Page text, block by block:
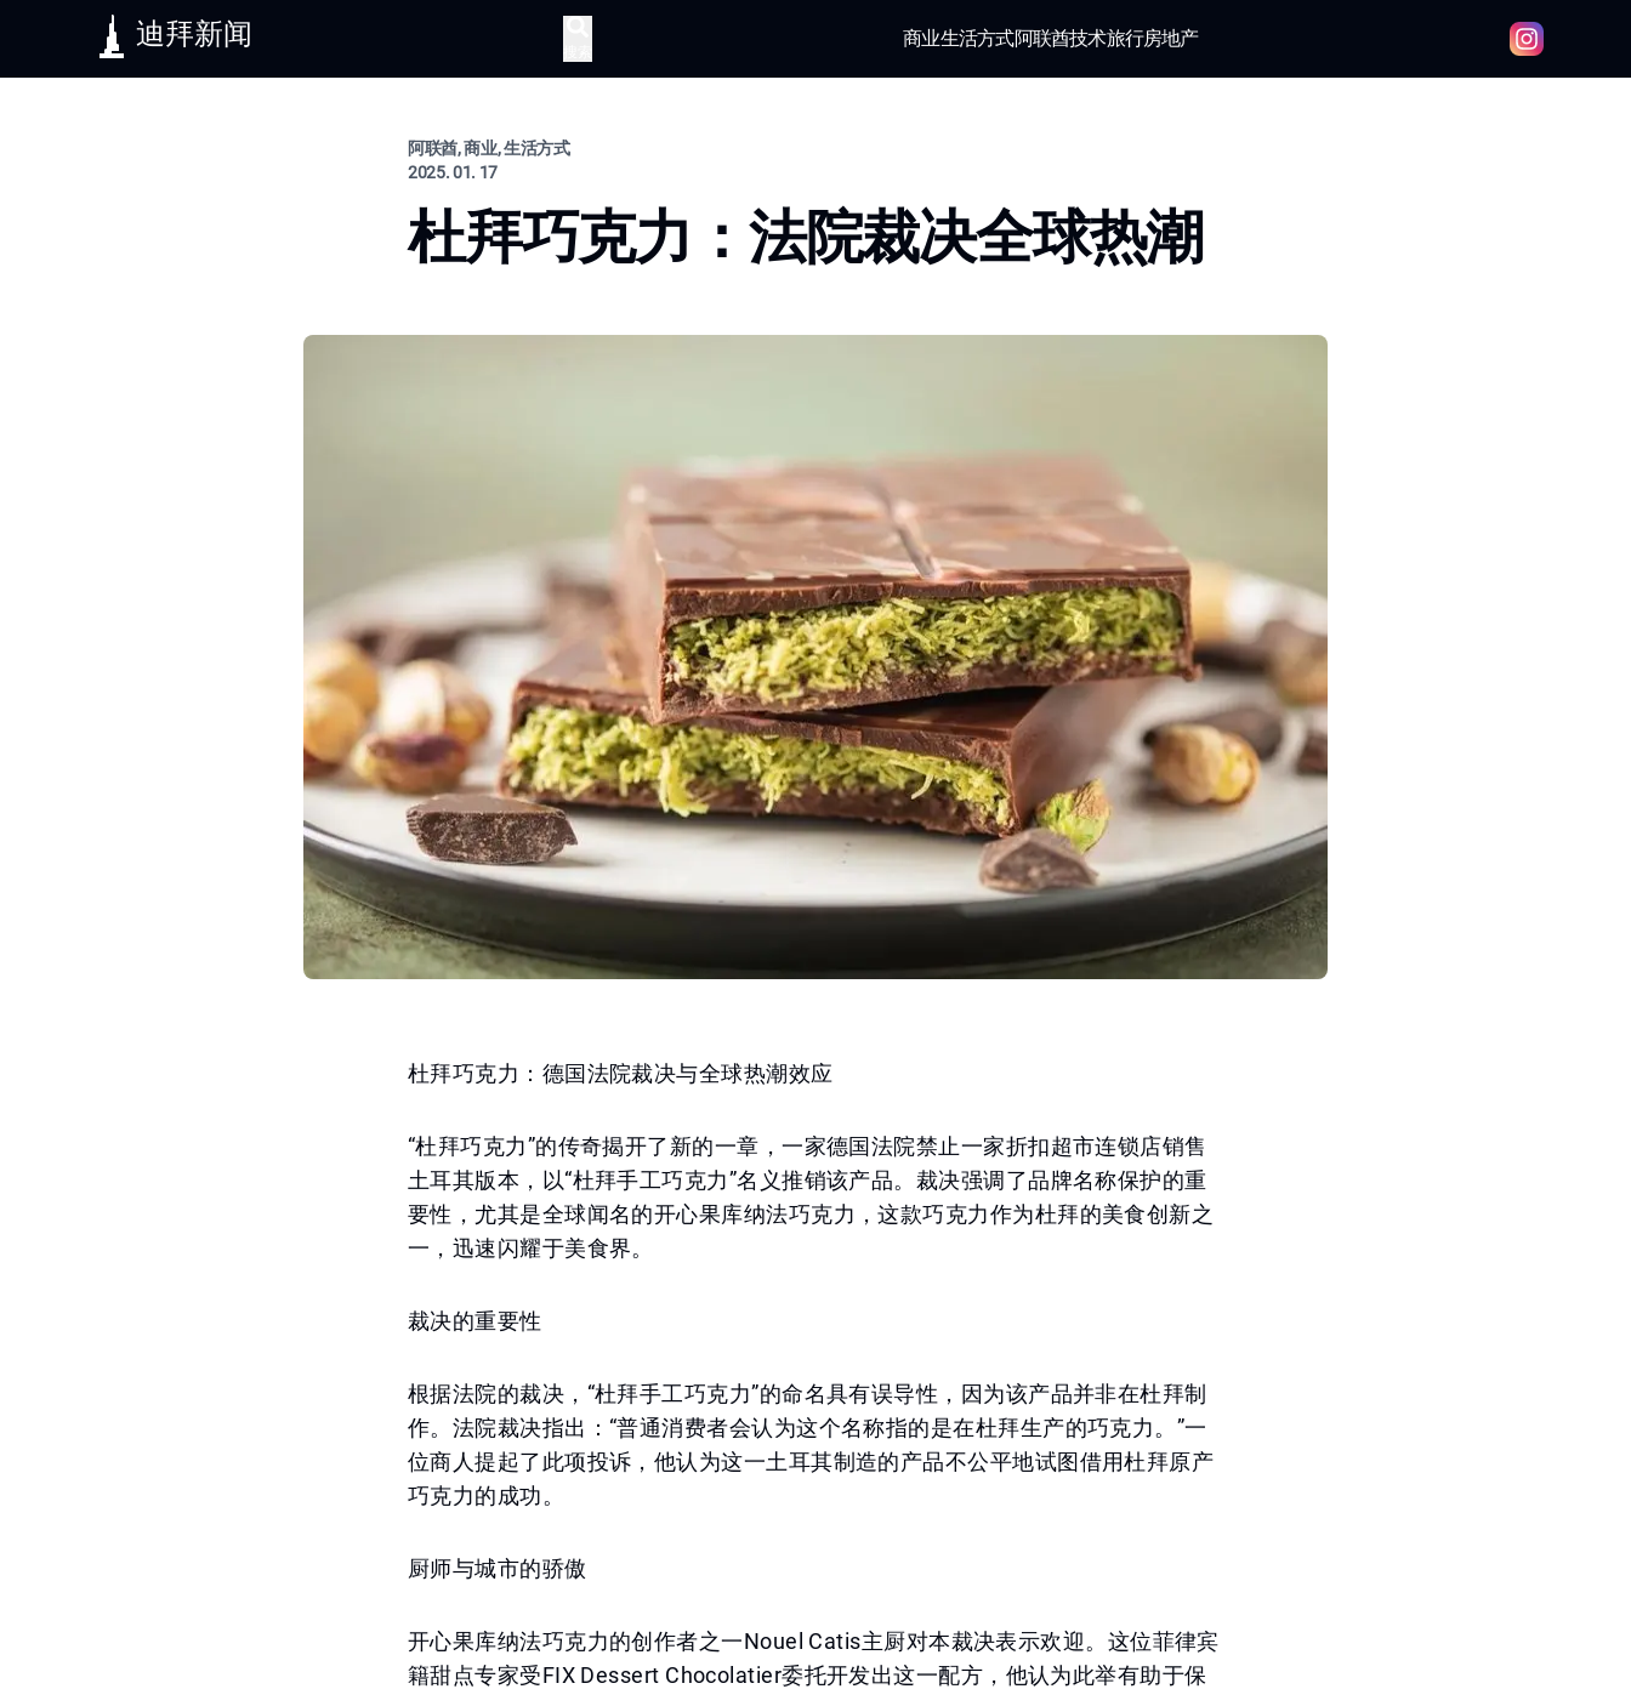
迪拜新闻 商业生活方式阿联酋技术旅行房地产
阿联酋, 商业, 生活方式
2025. 01. 17
杜拜巧克力：法院裁决全球热潮
杜拜巧克力：德国法院裁决与全球热潮效应
“杜拜巧克力”的传奇揭开了新的一章，一家德国法院禁止一家折扣超市连锁店销售
土耳其版本，以“杜拜手工巧克力”名义推销该产品。裁决强调了品牌名称保护的重
要性，尤其是全球闻名的开心果库纳法巧克力，这款巧克力作为杜拜的美食创新之
一，迅速闪耀于美食界。
裁决的重要性
根据法院的裁决，“杜拜手工巧克力”的命名具有误导性，因为该产品并非在杜拜制
作。法院裁决指出：“普通消费者会认为这个名称指的是在杜拜生产的巧克力。”一
位商人提起了此项投诉，他认为这一土耳其制造的产品不公平地试图借用杜拜原产
巧克力的成功。
厨师与城市的骄傲
开心果库纳法巧克力的创作者之一Nouel Catis主厨对本裁决表示欢迎。这位菲律宾
籍甜点专家受FIX Dessert Chocolatier委托开发出这一配方，他认为此举有助于保